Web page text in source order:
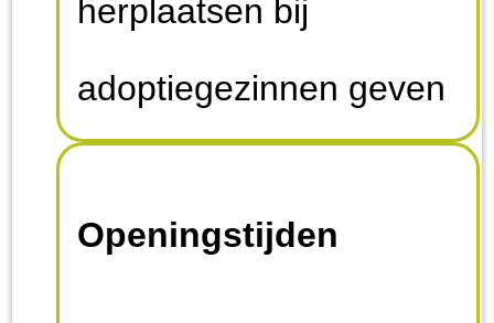
herplaatsen bij
adoptiegezinnen geven
scholen over de ezel,
Openingstijden